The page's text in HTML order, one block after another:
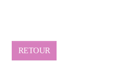
RETOUR